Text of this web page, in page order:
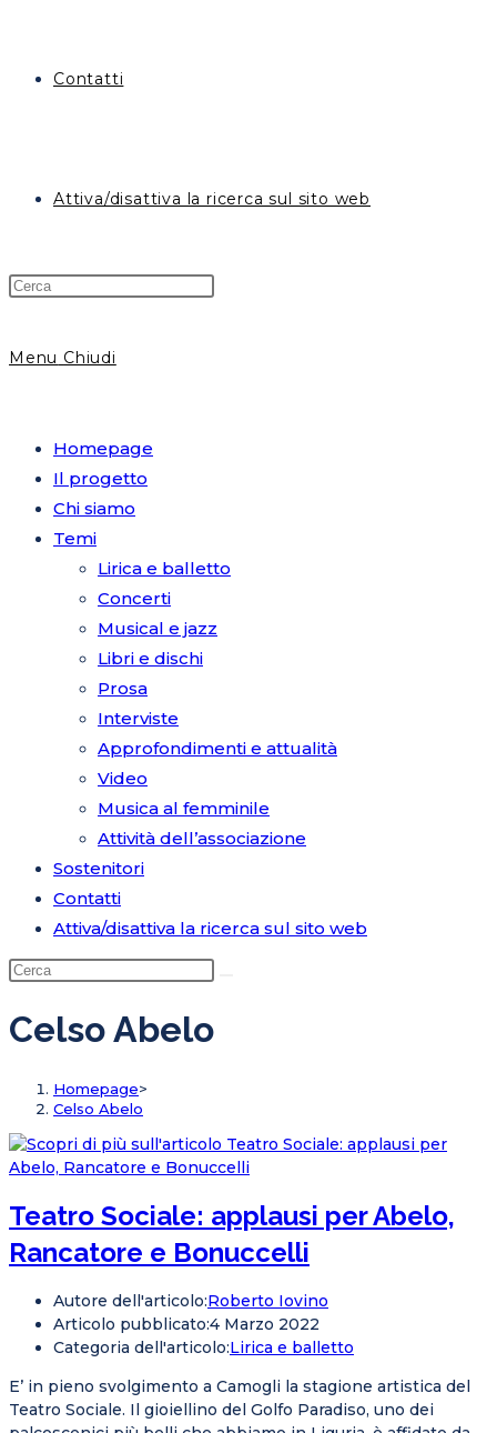
Contatti
Attiva/disattiva la ricerca sul sito web
Menu Chiudi
Homepage
Il progetto
Chi siamo
Temi
Lirica e balletto
Concerti
Musical e jazz
Libri e dischi
Prosa
Interviste
Approfondimenti e attualità
Video
Musica al femminile
Attività dell’associazione
Sostenitori
Contatti
Attiva/disattiva la ricerca sul sito web
Celso Abelo
Homepage>
Celso Abelo
Teatro Sociale: applausi per Abelo,
Rancatore e Bonuccelli
Autore dell'articolo:Roberto Iovino
Articolo pubblicato:4 Marzo 2022
Categoria dell'articolo:Lirica e balletto
E’ in pieno svolgimento a Camogli la stagione artistica del
Teatro Sociale. Il gioiellino del Golfo Paradiso, uno dei